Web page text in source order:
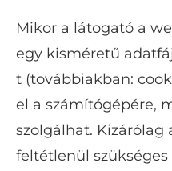
Mikor a látogató a
egy kisméretű
t (továbbiakban:
el a számítógépére,
szolgálhat. Kizárólag
feltétlenül